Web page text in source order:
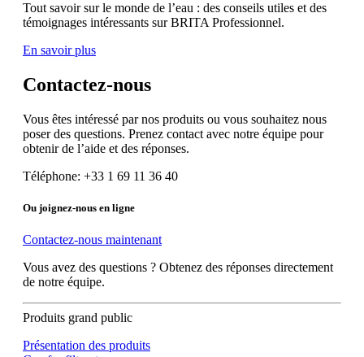
Tout savoir sur le monde de l’eau : des conseils utiles et des
témoignages intéressants sur BRITA Professionnel.
En savoir plus
Contactez-nous
Vous êtes intéressé par nos produits ou vous souhaitez nous
poser des questions. Prenez contact avec notre équipe pour
obtenir de l’aide et des réponses.
Téléphone: +33 1 69 11 36 40
Ou joignez-nous en ligne
Contactez-nous maintenant
Vous avez des questions ? Obtenez des réponses directement
de notre équipe.
Produits grand public
Présentation des produits